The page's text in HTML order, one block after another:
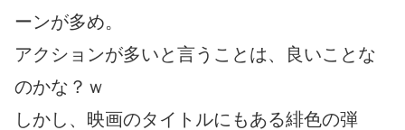
ーンが多め。
アクションが多いと言うことは、良いことな
のかな？ｗ
しかし、映画のタイトルにもある緋色の弾